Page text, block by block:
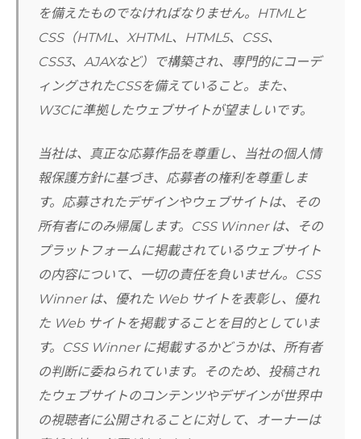
を備えたものでなければなりません。HTMLと
CSS（HTML、XHTML、HTML5、CSS、
CSS3、AJAXなど）で構築され、専門的にコーデ
ィングされたCSSを備えていること。また、
W3Cに準拠したウェブサイトが望ましいです。
当社は、真正な応募作品を尊重し、当社の個人情
報保護方針に基づき、応募者の権利を尊重しま
す。応募されたデザインやウェブサイトは、その
所有者にのみ帰属します。CSS Winner は、その
プラットフォームに掲載されているウェブサイト
の内容について、一切の責任を負いません。CSS
Winner は、優れた Web サイトを表彰し、優れ
た Web サイトを掲載することを目的としていま
す。CSS Winner に掲載するかどうかは、所有者
の判断に委ねられています。そのため、投稿され
たウェブサイトのコンテンツやデザインが世界中
の視聴者に公開されることに対して、オーナーは